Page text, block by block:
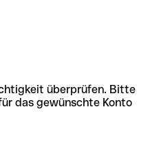
überprüfen. Bitte
das gewünschte Konto